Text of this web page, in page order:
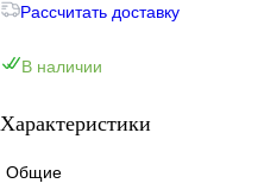
Рассчитать доставку
В наличии
Характеристики
Общие